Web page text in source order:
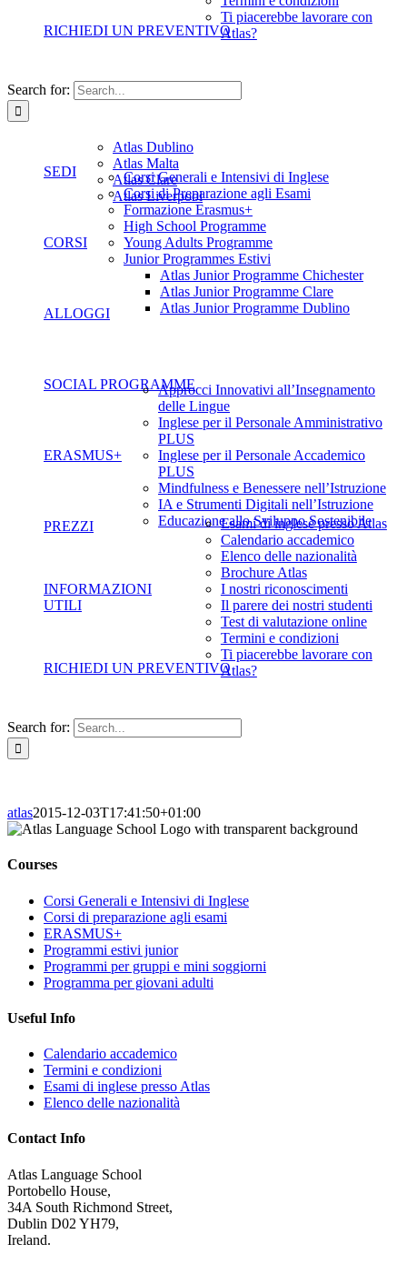
Ti piacerebbe lavorare con
Atlas?
RICHIEDI UN PREVENTIVO
Search for:
SEDI
Atlas Dublino
Atlas Malta
Atlas Clare
Atlas Liverpool
CORSI
Corsi Generali e Intensivi di Inglese
Corsi di Preparazione agli Esami
Formazione Erasmus+
High School Programme
Young Adults Programme
Junior Programmes Estivi
Atlas Junior Programme Chichester
Atlas Junior Programme Clare
Atlas Junior Programme Dublino
ALLOGGI
SOCIAL PROGRAMME
ERASMUS+
Approcci Innovativi all’Insegnamento
delle Lingue
Inglese per il Personale Amministrativo
PLUS
Inglese per il Personale Accademico
PLUS
Mindfulness e Benessere nell’Istruzione
IA e Strumenti Digitali nell’Istruzione
Educazione allo Sviluppo Sostenibile
PREZZI
INFORMAZIONI
UTILI
Esami di inglese presso Atlas
Calendario accademico
Elenco delle nazionalità
Brochure Atlas
I nostri riconoscimenti
Il parere dei nostri studenti
Test di valutazione online
Termini e condizioni
Ti piacerebbe lavorare con
Atlas?
RICHIEDI UN PREVENTIVO
Search for:
atlas2015-12-03T17:41:50+01:00
Courses
Corsi Generali e Intensivi di Inglese
Corsi di preparazione agli esami
ERASMUS+
Programmi estivi junior
Programmi per gruppi e mini soggiorni
Programma per giovani adulti
Useful Info
Calendario accademico
Termini e condizioni
Esami di inglese presso Atlas
Elenco delle nazionalità
Contact Info
Atlas Language School
Portobello House,
34A South Richmond Street,
Dublin D02 YH79,
Ireland.